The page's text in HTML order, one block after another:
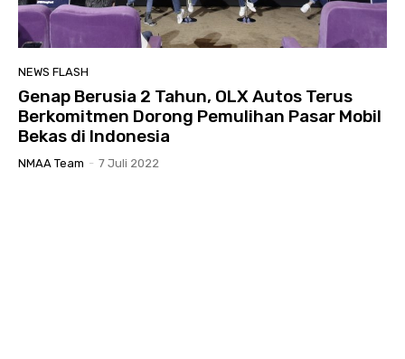
NEWS FLASH
Genap Berusia 2 Tahun, OLX Autos Terus
Berkomitmen Dorong Pemulihan Pasar Mobil
Bekas di Indonesia
NMAA Team - 7 Juli 2022